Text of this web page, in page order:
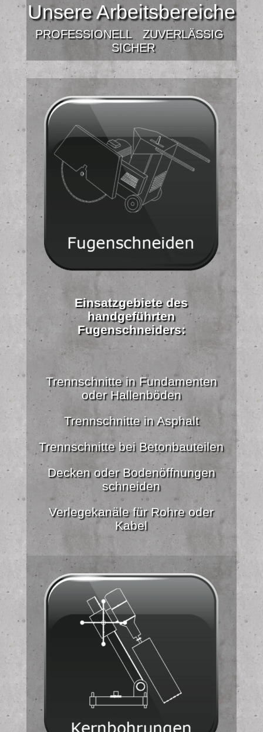
Unsere Arbeitsbereiche
PROFESSIONELLZUVERLÄSSIG
SICHER
Einsatzgebiete des
handgeführten
Fugenschneiders:
Trennschnitte in Fundamenten
oder Hallenböden
Trennschnitte in Asphalt
Trennschnitte bei Betonbauteilen
Decken oder Bodenöffnungen
schneiden
Verlegekanäle für Rohre oder
Kabel